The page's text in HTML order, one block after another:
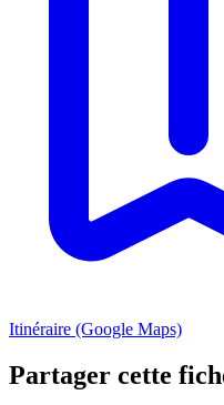
Itinéraire (Google Maps)
Partager cette